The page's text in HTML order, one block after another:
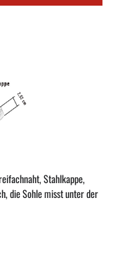
Stahlkappe,
die Sohle misst unter der